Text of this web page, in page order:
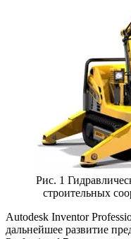
Рис. 1
строительных
Autodesk Inventor
дальнейшее развитие